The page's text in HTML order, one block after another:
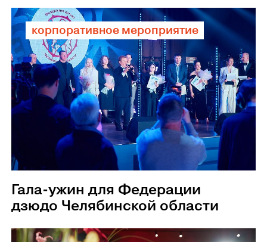
корпоративное мероприятие
Гала-ужин для Федерации
дзюдо Челябинской области